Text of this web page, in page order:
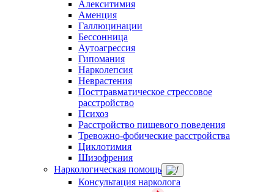
Алекситимия
Аменция
Галлюцинации
Бессонница
Аутоагрессия
Гипомания
Нарколепсия
Неврастения
Посттравматическое стрессовое
расстройство
Психоз
Расстройство пищевого поведения
Тревожно-фобические расстройства
Циклотимия
Шизофрения
Наркологическая помощь
Консультация нарколога